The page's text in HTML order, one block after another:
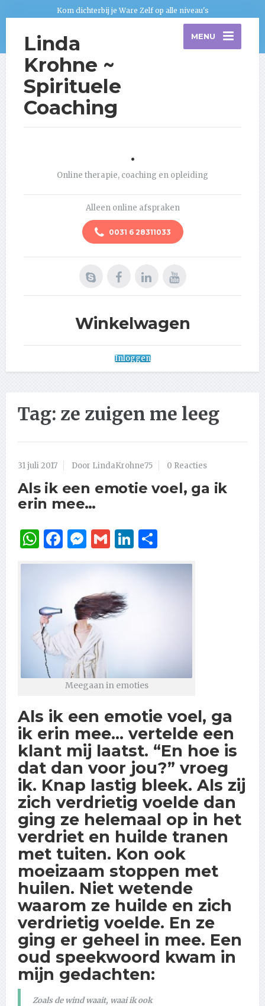
Kom dichterbij je Ware Zelf op alle niveau's
Linda
Krohne ~
Spirituele
Coaching
MENU
.
Online therapie, coaching en opleiding
Alleen online afspraken
0031 6 28311033
Winkelwagen
Inloggen
Tag: ze zuigen me leeg
31 juli 2017 Door LindaKrohne75 0 Reacties
Als ik een emotie voel, ga ik
erin mee…
WhatsApp
Facebook
Messenger
GmailLinkedIn
Meegaan in emoties
Als ik een emotie voel, ga
ik erin mee… vertelde een
klant mij laatst. “En hoe is
dat dan voor jou?” vroeg
ik. Knap lastig bleek. Als zij
zich verdrietig voelde dan
ging ze helemaal op in het
verdriet en huilde tranen
met tuiten. Kon ook
moeizaam stoppen met
huilen. Niet wetende
waarom ze huilde en zich
verdrietig voelde. En ze
ging er geheel in mee. Een
oud speekwoord kwam in
mijn gedachten:
Zoals de wind waait, waai ik ook